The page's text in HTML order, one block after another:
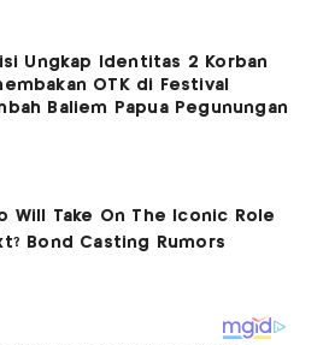
Ungkap Identitas 2 Korban
OTK di Festival
Baliem Papua Pegunungan